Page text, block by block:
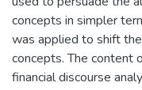
concepts in simpler
was applied to shift
concepts. The content
financial discourse